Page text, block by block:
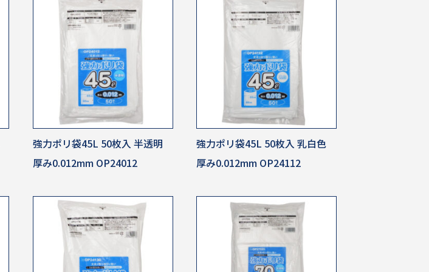
強力ポリ袋45L 50枚入 半透明
厚み0.012mm OP24012
強力ポリ袋45L 50枚入 乳白色
厚み0.012mm OP24112